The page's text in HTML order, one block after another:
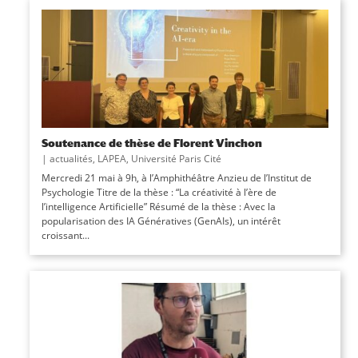
Soutenance de thèse de Florent Vinchon
| actualités, LAPEA, Université Paris Cité
Mercredi 21 mai à 9h, à l’Amphithéâtre Anzieu de l’Institut de
Psychologie Titre de la thèse : “La créativité à l’ère de
l’intelligence Artificielle” Résumé de la thèse : Avec la
popularisation des IA Génératives (GenAIs), un intérêt
croissant...